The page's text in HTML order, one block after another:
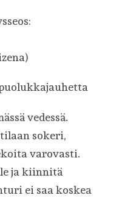
vedessä.
sokeri,
varovasti.
ja kiinnitä
ei saa koskea